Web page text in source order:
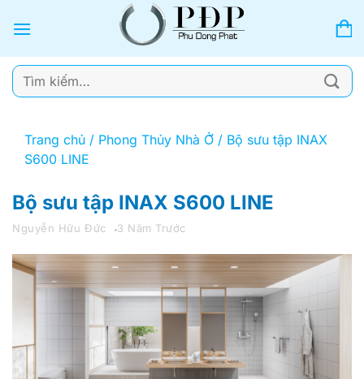
qua
dung
Tìm
kiếm:
Trang chủ / Phong Thủy Nhà Ở / Bộ sưu tập INAX
S600 LINE
Bộ sưu tập INAX S600 LINE
Nguyễn Hữu Đức 3 Năm Trước